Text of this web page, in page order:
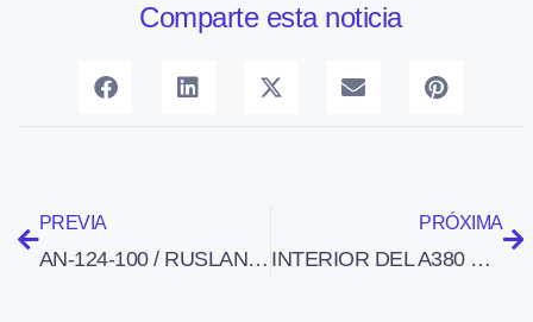
Comparte esta noticia
PREVIA
AN-124-100 / RUSLAN INTERNATIONAL
PRÓXIMA
INTERIOR DEL A380 DE AIR FRANCE